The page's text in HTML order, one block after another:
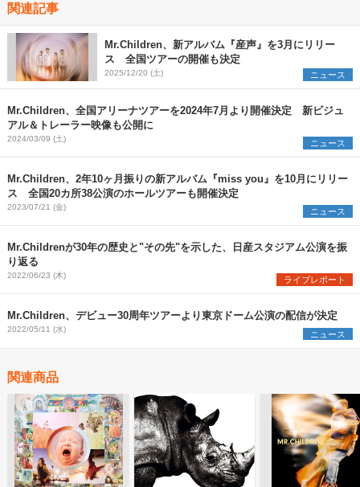
関連記事
Mr.Children、新アルバム『産声』を3月にリリー
ス 全国ツアーの開催も決定
2025/12/20 (土) ニュース
Mr.Children、全国アリーナツアーを2024年7月より開催決定 新ビジュ
アル＆トレーラー映像も公開に
2024/03/09 (土) ニュース
Mr.Children、2年10ヶ月振りの新アルバム『miss you』を10月にリリー
ス 全国20カ所38公演のホールツアーも開催決定
2023/07/21 (金) ニュース
Mr.Childrenが30年の歴史と"その先"を示した、日産スタジアム公演を振
り返る
2022/06/23 (木) ライブレポート
Mr.Children、デビュー30周年ツアーより東京ドーム公演の配信が決定
2022/05/11 (水) ニュース
関連商品